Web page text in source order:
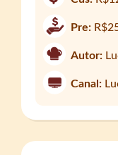
Pre:
Autor:
Canal: